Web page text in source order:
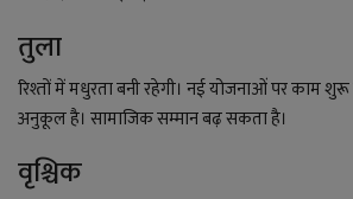
तुला
रिश्तों में मधुरता बनी रहेगी। नई योजनाओं पर काम
अनुकूल है। सामाजिक सम्मान बढ़ सकता है।
वृश्चिक